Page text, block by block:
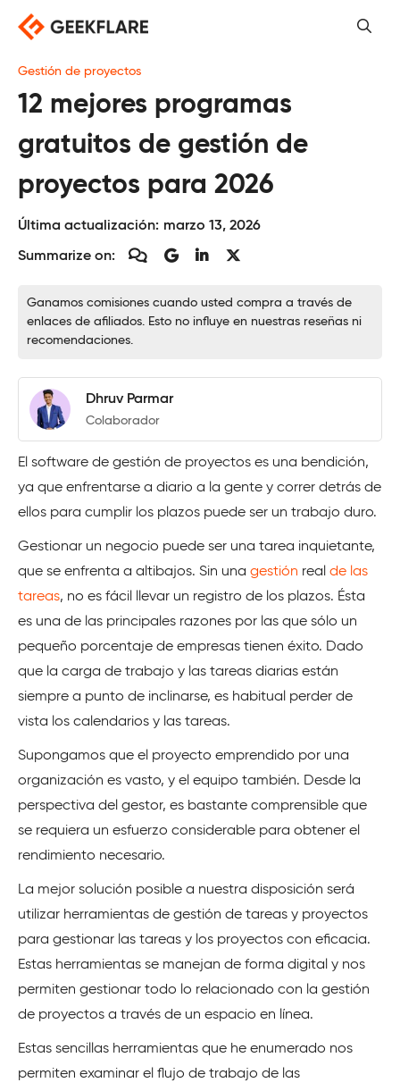
Saltar
contenido
Gestión de proyectos
12 mejores programas
gratuitos de gestión de
proyectos para 2026
Última actualización: marzo 13, 2026
Summarize on:
Ganamos comisiones cuando usted compra a través de
enlaces de afiliados. Esto no influye en nuestras reseñas ni
recomendaciones.
Dhruv Parmar
Colaborador
El software de gestión de proyectos es una bendición,
ya que enfrentarse a diario a la gente y correr detrás de
ellos para cumplir los plazos puede ser un trabajo duro.
Gestionar un negocio puede ser una tarea inquietante,
que se enfrenta a altibajos. Sin una gestión real de las
tareas, no es fácil llevar un registro de los plazos. Ésta
es una de las principales razones por las que sólo un
pequeño porcentaje de empresas tienen éxito. Dado
que la carga de trabajo y las tareas diarias están
siempre a punto de inclinarse, es habitual perder de
vista los calendarios y las tareas.
Supongamos que el proyecto emprendido por una
organización es vasto, y el equipo también. Desde la
perspectiva del gestor, es bastante comprensible que
se requiera un esfuerzo considerable para obtener el
rendimiento necesario.
La mejor solución posible a nuestra disposición será
utilizar herramientas de gestión de tareas y proyectos
para gestionar las tareas y los proyectos con eficacia.
Estas herramientas se manejan de forma digital y nos
permiten gestionar todo lo relacionado con la gestión
de proyectos a través de un espacio en línea.
Estas sencillas herramientas que he enumerado nos
permiten examinar el flujo de trabajo de las